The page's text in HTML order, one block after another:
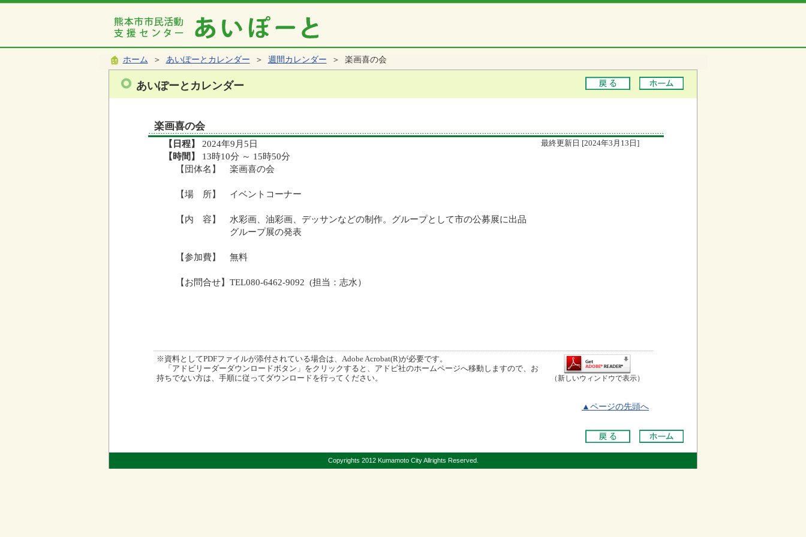
ホーム ＞ あいぽーとカレンダー ＞ 週間カレンダー ＞ 楽画喜の会
あいぽーとカレンダー
楽画喜の会
【日程】 2024年9月5日 最終更新日 [2024年3月13日]
【時間】
13時10分 ～ 15時50分
【団体名】 楽画喜の会
【場 所】 イベントコーナー
【内 容】 水彩画、油彩画、デッサンなどの制作。グループとして市の公募展に出品
グループ展の発表
【参加費】 無料
【お問合せ】TEL080-6462-9092 (担当：志水）
※資料としてPDFファイルが添付されている場合は、Adobe Acrobat(R)が必要です。
「アドビリーダーダウンロードボタン」をクリックすると、アドビ社のホームページへ移動しますので、お
持ちでない方は、手順に従ってダウンロードを行ってください。
（新しいウィンドウで表示）
▲ページの先頭へ
Copyrights 2012 Kumamoto City Allrights Reserved.